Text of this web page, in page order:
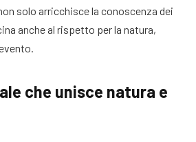
solo arricchisce la conoscenza dei
anche al rispetto per la natura,
che unisce natura e